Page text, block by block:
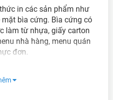
in các sản phẩm như
bìa cứng. Bìa cứng có
làm từ nhựa, giấy carton
nhà hàng, menu quán
đơn.